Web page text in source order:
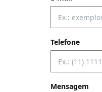
Telefone
Mensagem